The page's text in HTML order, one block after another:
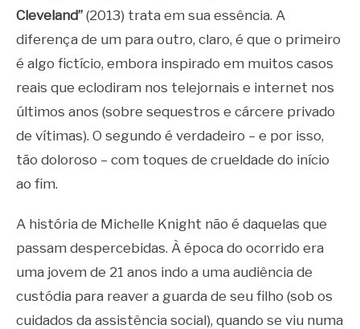
Cleveland” (2013) trata em sua essência. A
diferença de um para outro, claro, é que o primeiro
é algo fictício, embora inspirado em muitos casos
reais que eclodiram nos telejornais e internet nos
últimos anos (sobre sequestros e cárcere privado
de vítimas). O segundo é verdadeiro – e por isso,
tão doloroso – com toques de crueldade do início
ao fim.
A história de Michelle Knight não é daquelas que
passam despercebidas. À época do ocorrido era
uma jovem de 21 anos indo a uma audiência de
custódia para reaver a guarda de seu filho (sob os
cuidados da assistência social), quando se viu numa